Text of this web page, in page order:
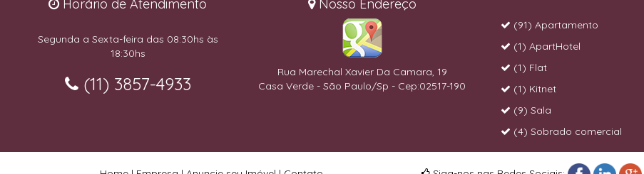
Horário de Atendimento
Segunda a Sexta-feira das 08:30hs às
18:30hs
(11) 3857-4933
Nosso Endereço
Rua Marechal Xavier Da Camara, 19
Casa Verde - São Paulo/Sp - Cep:02517-190
(91) Apartamento
(1) ApartHotel
(1) Flat
(1) Kitnet
(9) Sala
(4) Sobrado comercial